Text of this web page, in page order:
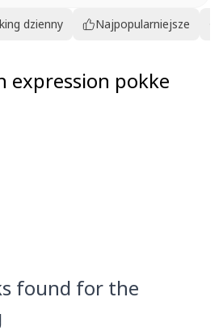
dzienny Najpopularniejsze
found for the